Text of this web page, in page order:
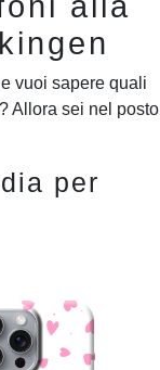
vuoi sapere quali
Allora sei nel posto
per